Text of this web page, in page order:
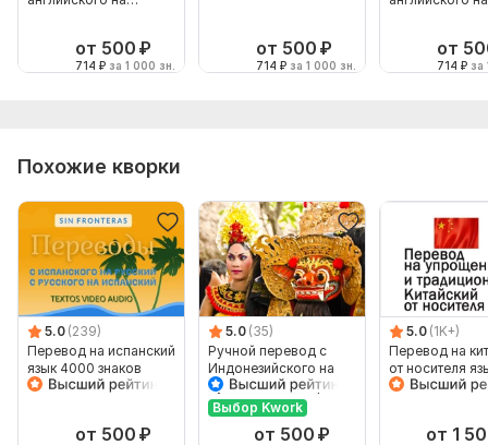
от 500 ₽
714 ₽ за 1 000 зн.
от 500 ₽
714 ₽ за 1 000 зн.
от
714 ₽ за
Похожие кворки
5.0 (239)
Перевод на испанский
язык 4000 знаков
от 500 ₽
5.0 (35)
Ручной перевод с
Индонезийского на
Русский и наоборот
Выбор Kwork
от 500 ₽
5.0 (1K+)
Перевод на
от носителя
от 1